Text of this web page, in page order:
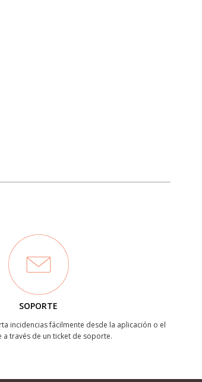
SOPORTE
incidencias fácilmente desde la aplicación o el
a través de un ticket de soporte.